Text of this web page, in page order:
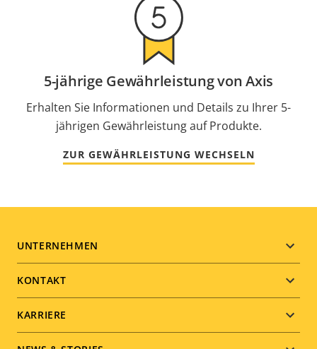
5-jährige Gewährleistung von Axis
Erhalten Sie Informationen und Details zu Ihrer 5-
jährigen Gewährleistung auf Produkte.
ZUR GEWÄHRLEISTUNG WECHSELN
Footer
menu
UNTERNEHMEN
KONTAKT
KARRIERE